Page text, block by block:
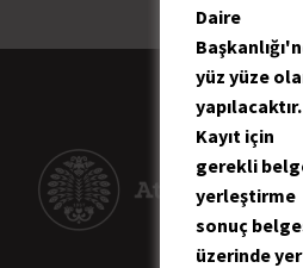
Daire
yüz yüze
yapılacaktır.
Kayıt için
gerekli
yerleştirme
sonuç
üzerinde yer